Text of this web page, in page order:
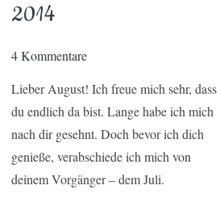
2014
4 Kommentare
Lieber August! Ich freue mich sehr, dass
du endlich da bist. Lange habe ich mich
nach dir gesehnt. Doch bevor ich dich
genieße, verabschiede ich mich von
deinem Vorgänger – dem Juli.